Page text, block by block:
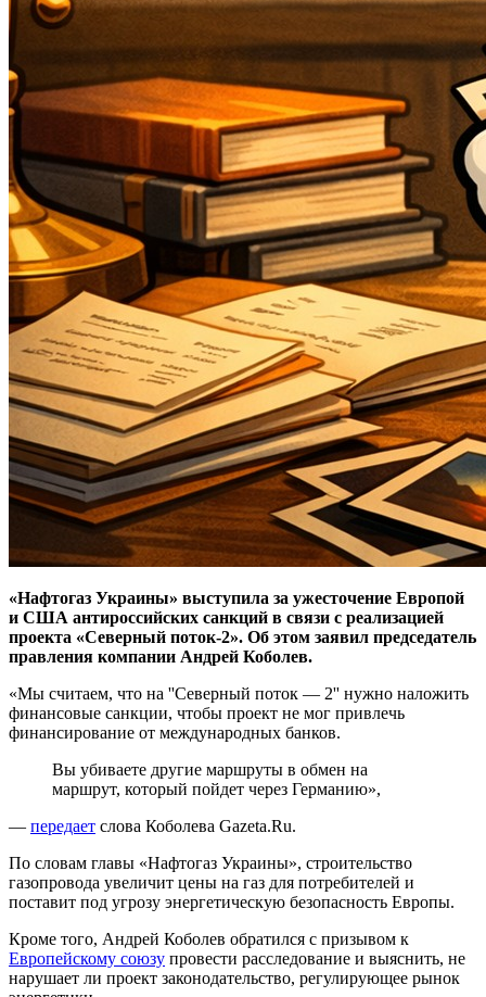
«Нафтогаз Украины» выступила за ужесточение Европой
и США антироссийских санкций в связи с реализацией
проекта «Северный поток-2». Об этом заявил председатель
правления компании Андрей Коболев.
«Мы считаем, что на ''Северный поток — 2'' нужно наложить
финансовые санкции, чтобы проект не мог привлечь
финансирование от международных банков.
Вы убиваете другие маршруты в обмен на
маршрут, который пойдет через Германию»,
— передает слова Коболева Gazeta.Ru.
По словам главы «Нафтогаз Украины», строительство
газопровода увеличит цены на газ для потребителей и
поставит под угрозу энергетическую безопасность Европы.
Кроме того, Андрей Коболев обратился с призывом к
Европейскому союзу провести расследование и выяснить, не
нарушает ли проект законодательство, регулирующее рынок